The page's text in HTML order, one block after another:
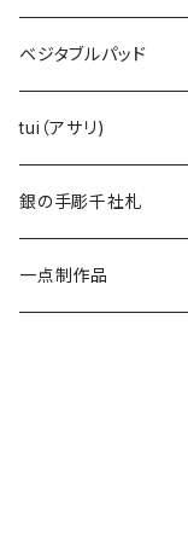
ベジタブルパッド
レンコン
オクラ
tui（アサリ)
銀の手彫千社札
一点制作品